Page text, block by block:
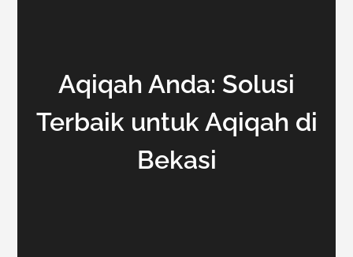
Aqiqah Anda: Solusi
Terbaik untuk Aqiqah di
Bekasi